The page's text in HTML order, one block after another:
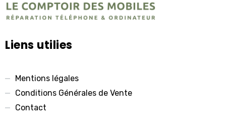
Liens utilies
Mentions légales
Conditions Générales de Vente
Contact